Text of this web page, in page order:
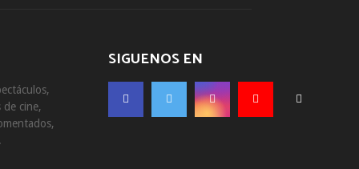
cine,
SIGUENOS EN